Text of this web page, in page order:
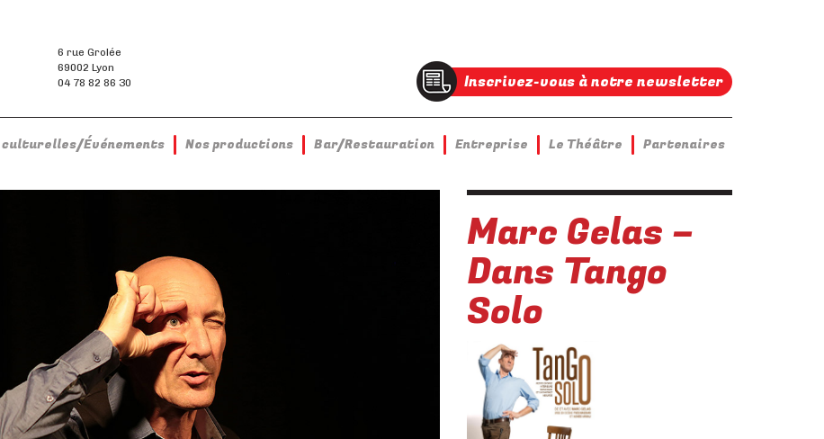
6 rue Grolée
69002 Lyon
04 78 82 86 30
Inscrivez-vous à notre newsletter
Événements Nos productions Bar/Restauration Entreprise Le Théâtre Partenaires
Marc Gelas –
Dans Tango
Solo